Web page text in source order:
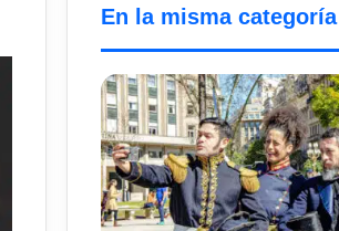
En la misma categoría